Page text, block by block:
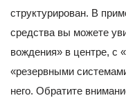
структурирован. В
средства вы можете
вождения» в центре, с
«резервными
него. Обратите